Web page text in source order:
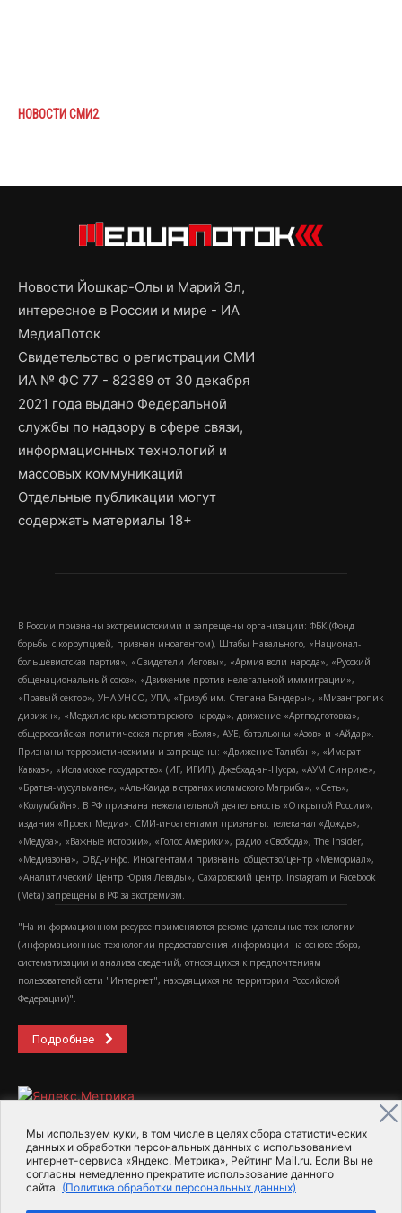
Мы используем куки, в том числе в целях сбора статистических
данных и обработки персональных данных с использованием
интернет-сервиса «Яндекс. Метрика», Рейтинг Mail.ru. Если Вы не
согласны немедленно прекратите использование данного
сайта. (Политика обработки персональных данных)
НОВОСТИ СМИ2
Новости Йошкар-Олы и Марий Эл,
интересное в России и мире - ИА
МедиаПоток
Свидетельство о регистрации СМИ
ИА № ФС 77 - 82389 от 30 декабря
2021 года выдано Федеральной
службы по надзору в сфере связи,
информационных технологий и
массовых коммуникаций
Отдельные публикации могут
содержать материалы 18+
В России признаны экстремистскими и запрещены организации: ФБК (Фонд
борьбы с коррупцией, признан иноагентом), Штабы Навального, «Национал-
большевистская партия», «Свидетели Иеговы», «Армия воли народа», «Русский
общенациональный союз», «Движение против нелегальной иммиграции»,
«Правый сектор», УНА-УНСО, УПА, «Тризуб им. Степана Бандеры», «Мизантропик
дивижн», «Меджлис крымскотатарского народа», движение «Артподготовка»,
общероссийская политическая партия «Воля», АУЕ, батальоны «Азов» и «Айдар».
Признаны террористическими и запрещены: «Движение Талибан», «Имарат
Кавказ», «Исламское государство» (ИГ, ИГИЛ), Джебхад-ан-Нусра, «АУМ Синрике»,
«Братья-мусульмане», «Аль-Каида в странах исламского Магриба», «Сеть»,
«Колумбайн». В РФ признана нежелательной деятельность «Открытой России»,
издания «Проект Медиа». СМИ-иноагентами признаны: телеканал «Дождь»,
«Медуза», «Важные истории», «Голос Америки», радио «Свобода», The Insider,
«Медиазона», ОВД-инфо. Иноагентами признаны общество/центр «Мемориал»,
«Аналитический Центр Юрия Левады», Сахаровский центр. Instagram и Facebook
(Metа) запрещены в РФ за экстремизм.
"На информационном ресурсе применяются рекомендательные технологии
(информационные технологии предоставления информации на основе сбора,
систематизации и анализа сведений, относящихся к предпочтениям
пользователей сети "Интернет", находящихся на территории Российской
Федерации)".
Подробнее
2015-2026- Информационное агентство МедиаПоток
Для справки Об издании Пользовательское соглашение